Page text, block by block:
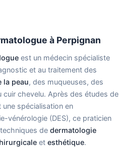
à Perpignan
est un médecin spécialiste
et au traitement des
la peau, des muqueuses, des
cuir chevelu. Après des études de
une spécialisation en
vénérologie (DES), ce praticien
de dermatologie
et esthétique.